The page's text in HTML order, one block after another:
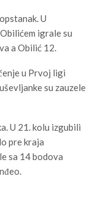
U
igrale su
a Obilić 12.
u Prvoj ligi
su zauzele
U 21. kolu izgubili
pre kraja
sa 14 bodova